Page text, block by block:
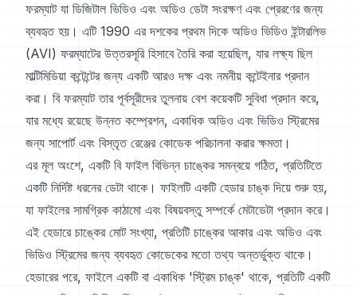
ফরম্যাট যা ডিজিটাল ভিডিও এবং অডিও ডেটা সংরক্ষণ এবং প্রেরণের জন্য
ব্যবহৃত হয়। এটি 1990 এর দশকের প্রথম দিকে অডিও ভিডিও ইন্টারলিভ
(AVI) ফরম্যাটের উত্তরসূরি হিসাবে তৈরি করা হয়েছিল, যার লক্ষ্য ছিল
মাল্টিমিডিয়া কন্টেন্টের জন্য একটি আরও দক্ষ এবং নমনীয় কন্টেইনার প্রদান
করা। বি ফরম্যাট তার পূর্বসূরীদের তুলনায় বেশ কয়েকটি সুবিধা প্রদান করে,
যার মধ্যে রয়েছে উন্নত কম্প্রেশন, একাধিক অডিও এবং ভিডিও স্ট্রিমের
জন্য সাপোর্ট এবং বিস্তৃত রেঞ্জের কোডেক পরিচালনা করার ক্ষমতা।
এর মূল অংশে, একটি বি ফাইল বিভিন্ন চাঙ্কের সমন্বয়ে গঠিত, প্রতিটিতে
একটি নির্দিষ্ট ধরনের ডেটা থাকে। ফাইলটি একটি হেডার চাঙ্ক দিয়ে শুরু হয়,
যা ফাইলের সামগ্রিক কাঠামো এবং বিষয়বস্তু সম্পর্কে মেটাডেটা প্রদান করে।
এই হেডারে চাঙ্কের মোট সংখ্যা, প্রতিটি চাঙ্কের আকার এবং অডিও এবং
ভিডিও স্ট্রিমের জন্য ব্যবহৃত কোডেকের মতো তথ্য অন্তর্ভুক্ত থাকে।
হেডারের পরে, ফাইলে একটি বা একাধিক 'স্ট্রিম চাঙ্ক' থাকে, প্রতিটি একটি